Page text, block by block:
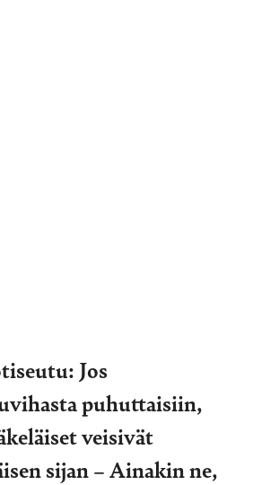
Jos
puhuttaisiin,
veisivät
sijan – Ainakin ne,